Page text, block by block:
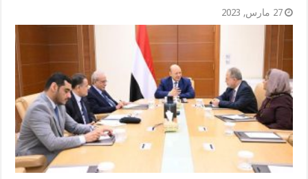
27 مارس, 2023